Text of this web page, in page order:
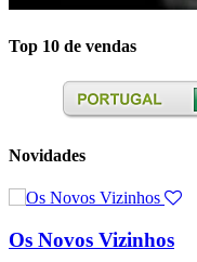
Top 10 de vendas
Novidades
Os Novos Vizinhos